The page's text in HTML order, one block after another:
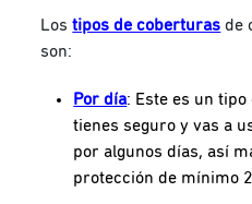
Los tipos de coberturas de
son:
Por día: Este es un
tienes seguro y vas a
por algunos días, así
protección de mínimo